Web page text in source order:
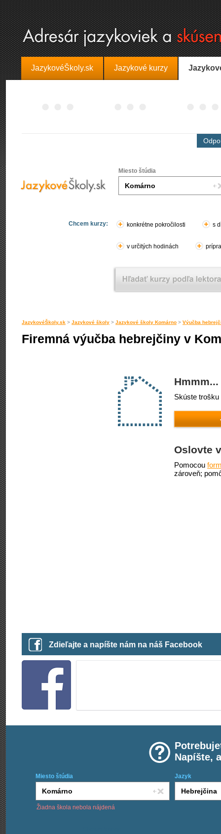
JazykovéŠkoly.sk Jazykové kurzy
Miesto štúdia
Chcem kurzy: konkrétne pokročilosti s
v určitých hodinách
JazykovéŠkoly.sk > Jazykové školy > Jazykové školy Komárno > Výučba
Firemná výučba hebrejčiny v
Skúste
Oslovte
Pomocou
zároveň;
Zdieľajte a napíšte nám na náš Facebook
Napíšte,
Miesto štúdia Jazyk
Žiadna škola nebola nájdená